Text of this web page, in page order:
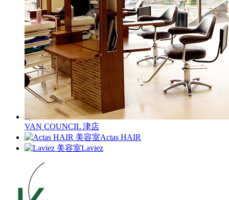
VAN COUNCIL 津店
Actas HAIR
Laviez